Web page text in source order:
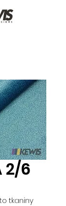
2/6
tkaniny